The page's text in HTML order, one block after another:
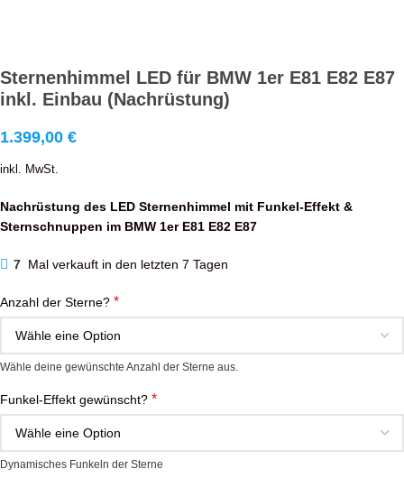
Sternenhimmel LED für BMW 1er E81 E82 E87
inkl. Einbau (Nachrüstung)
1.399,00 €
inkl. MwSt.
Nachrüstung des LED Sternenhimmel mit Funkel-Effekt &
Sternschnuppen im BMW 1er E81 E82 E87
7 Mal verkauft in den letzten 7 Tagen
Anzahl der Sterne? *
Wähle deine gewünschte Anzahl der Sterne aus.
Funkel-Effekt gewünscht? *
Dynamisches Funkeln der Sterne